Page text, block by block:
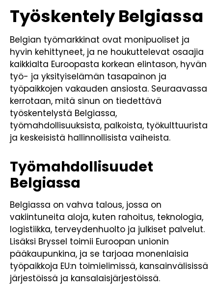
Työskentely Belgiassa
Belgian työmarkkinat ovat monipuoliset ja
hyvin kehittyneet, ja ne houkuttelevat osaajia
kaikkialta Euroopasta korkean elintason, hyvän
työ- ja yksityiselämän tasapainon ja
työpaikkojen vakauden ansiosta. Seuraavassa
kerrotaan, mitä sinun on tiedettävä
työskentelystä Belgiassa,
työmahdollisuuksista, palkoista, työkulttuurista
ja keskeisistä hallinnollisista vaiheista.
Työmahdollisuudet
Belgiassa
Belgiassa on vahva talous, jossa on
vakiintuneita aloja, kuten rahoitus, teknologia,
logistiikka, terveydenhuolto ja julkiset palvelut.
Lisäksi Bryssel toimii Euroopan unionin
pääkaupunkina, ja se tarjoaa monenlaisia
työpaikkoja EU:n toimielimissä, kansainvälisissä
järjestöissä ja kansalaisjärjestöissä.